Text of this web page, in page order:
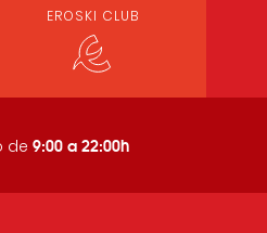
EROSKI CLUB
de 9:00 a 22:00h